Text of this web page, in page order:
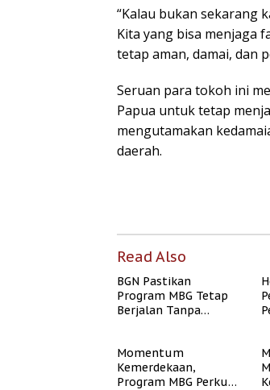
“Kalau bukan sekarang
Kita yang bisa menjaga
tetap aman, damai, dan
Seruan para tokoh ini
Papua untuk tetap
mengutamakan
daerah.
Read Also
BGN Pastikan
Program MBG Tetap
Berjalan Tanpa
Momentum
Kemerdekaan,
Program MBG Perkuat